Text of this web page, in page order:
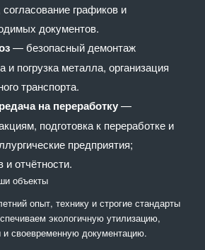
графиков и
документов.
— безопасный демонтаж
и погрузка металла, организация
транспорта.
на переработку—
подготовка к переработке и
предприятия;
отчётности.
объекты
опыт, технику и строгие стандарты
экологичную утилизацию,
и своевременную документацию.